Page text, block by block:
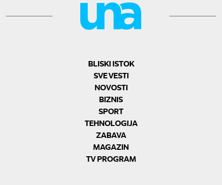
BLISKI ISTOK
SVE VESTI
NOVOSTI
BIZNIS
SPORT
TEHNOLOGIJA
ZABAVA
MAGAZIN
TV PROGRAM